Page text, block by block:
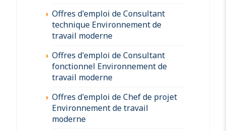
Offres d'emploi de Consultant
technique Environnement de
travail moderne
Offres d'emploi de Consultant
fonctionnel Environnement de
travail moderne
Offres d'emploi de Chef de projet
Environnement de travail
moderne